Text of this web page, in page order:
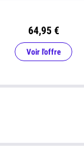
64,95 €
Voir l'offre